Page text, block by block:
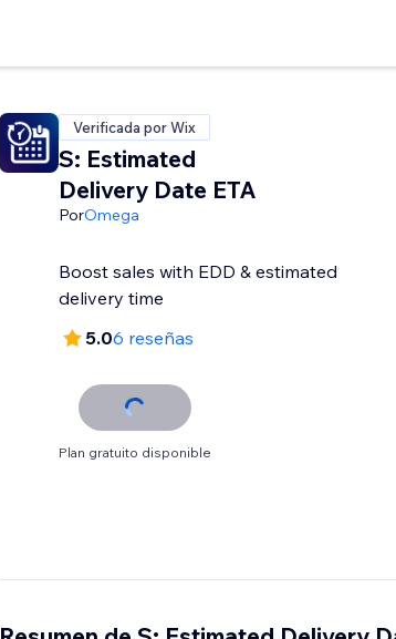
Verificada por Wix
S: Estimated
Delivery Date ETA
PorOmega
Boost sales with EDD & estimated
delivery time
5.06 reseñas
Plan gratuito disponible